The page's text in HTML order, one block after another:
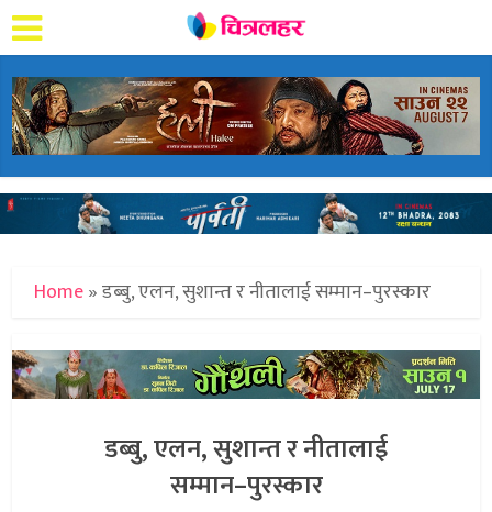
Home»डब्बु, एलन, सुशान्त र नीतालाई सम्मान–पुरस्कार
डब्बु, एलन, सुशान्त र नीतालाई
सम्मान–पुरस्कार